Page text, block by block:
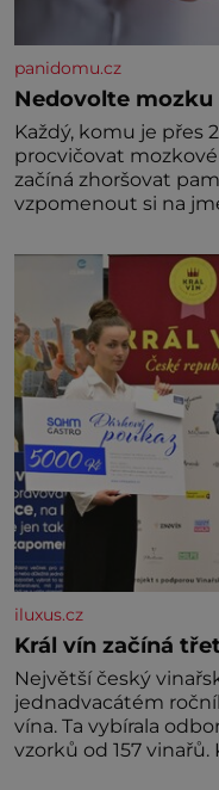
panidomu.cz
Nedovolte
Každý, komu je přes
procvičovat
začíná zhoršovat
vzpomenout si na
nedávno přečetli. Je
kdyby se paměť
iluxus.cz
Král vín začíná
Největší český
jednadvacátém
vína. Ta vybírala